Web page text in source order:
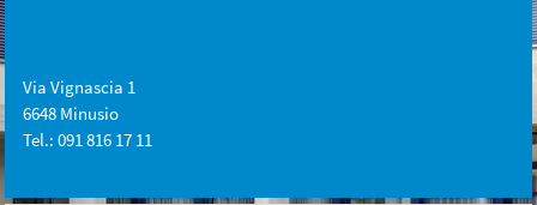
Via Vignascia 1
6648 Minusio
Tel.: 091 816 17 11